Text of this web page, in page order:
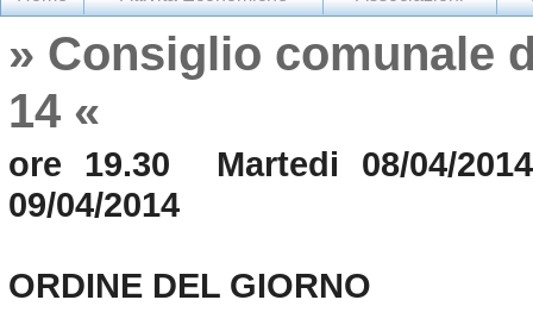
» Consiglio comunale
14 «
ore 19.30 Martedi 08/04/
09/04/2014
ORDINE DEL GIORNO